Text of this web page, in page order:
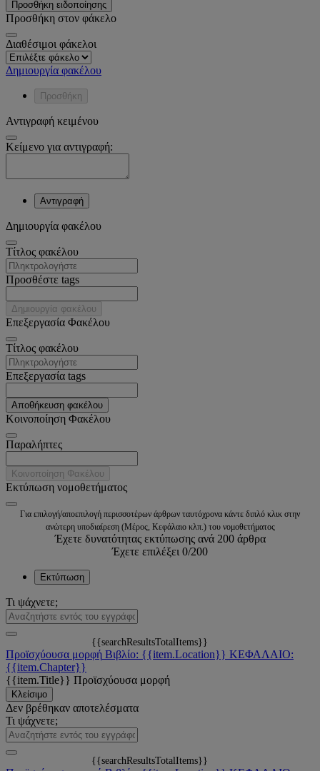
Προσθήκη ειδοποίησης
Προσθήκη στον φάκελο
Διαθέσιμοι φάκελοι
Δημιουργία φακέλου
Προσθήκη
Αντιγραφή κειμένου
Κείμενο για αντιγραφή:
Αντιγραφή
Δημιουργία φακέλου
Tίτλος φακέλου
Προσθέστε tags
Δημιουργία φακέλου
Επεξεργασία Φακέλου
Tίτλος φακέλου
Επεξεργασία tags
Αποθήκευση φακέλου
Κοινοποίηση Φακέλου
Παραλήπτες
Κοινοποίηση Φακέλου
Εκτύπωση νομοθετήματος
Για επιλογή/αποεπιλογή περισσοτέρων άρθρων ταυτόχρονα κάντε διπλό κλικ στην
ανώτερη υποδιαίρεση (Μέρος, Κεφάλαιο κλπ.) του νομοθετήματος
Έχετε δυνατότητας εκτύπωσης ανά 200 άρθρα
Έχετε επιλέξει 0/200
Εκτύπωση
Τι ψάχνετε;
{{searchResultsTotalItems}}
Προϊσχύουσα μορφή Βιβλίο: {{item.Location}} ΚΕΦΑΛΑΙΟ:
{{item.Chapter}}
{{item.Title}} Προϊσχύουσα μορφή
Κλείσιμο
Δεν βρέθηκαν αποτελέσματα
Τι ψάχνετε;
{{searchResultsTotalItems}}